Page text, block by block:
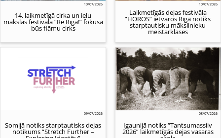
10/07/2026
14. laikmetīgā cirka un ielu
mākslas festivāla “Re Rīga!” fokusā
būs flāmu cirks
10/07/2026
Laikmetīgās dejas festivāla
“HOROS” ietvaros Rīgā notiks
starptautisku mākslinieku
meistarklases
09/07/2026
Somijā notiks starptautisks dejas
notikums “Stretch Further –
08/07/2026
Igaunijā notiks “Tantsumassiiv
2026” laikmetīgās dejas vasaras